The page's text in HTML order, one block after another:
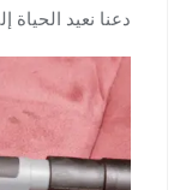
دعنا نعيد الحياة